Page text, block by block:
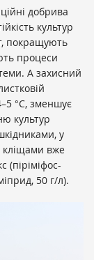
добрива
культур
покращують
процеси
А захисний
°С, зменшує
культур
у
вже
(піріміфос-
50 г/л).